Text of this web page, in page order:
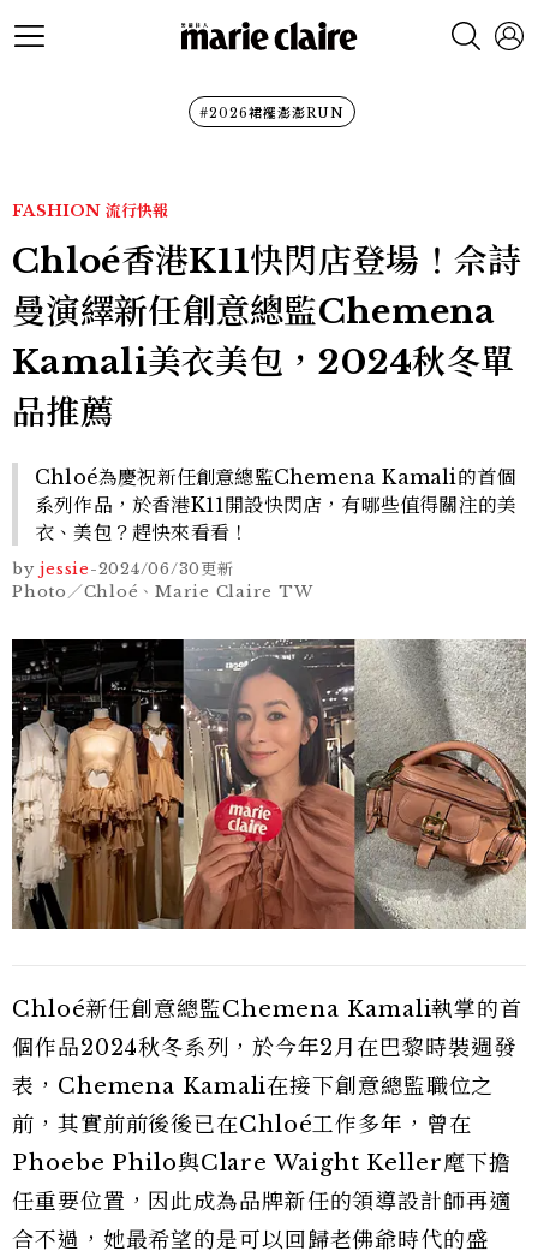
#2026裙襬澎澎RUN
FASHION 流行快報
Chloé香港K11快閃店登場！佘詩
曼演繹新任創意總監Chemena
Kamali美衣美包，2024秋冬單
品推薦
Chloé為慶祝新任創意總監Chemena Kamali的首個
系列作品，於香港K11開設快閃店，有哪些值得關注的美
衣、美包？趕快來看看！
by jessie-2024/06/30更新
Photo／Chloé、Marie Claire TW
Chloé新任創意總監Chemena Kamali執掌的首
個作品2024秋冬系列，於今年2月在巴黎時裝週發
表，Chemena Kamali在接下創意總監職位之
前，其實前前後後已在Chloé工作多年，曾在
Phoebe Philo與Clare Waight Keller麾下擔
任重要位置，因此成為品牌新任的領導設計師再適
合不過，她最希望的是可以回歸老佛爺時代的盛